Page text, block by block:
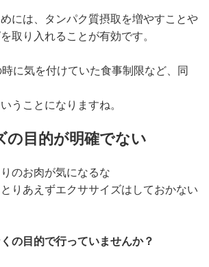
には、タンパク質摂取を増やすことや
取り入れることが有効です。
に気を付けていた食事制限など、同
うことになりますね。
の目的が明確でない
のお肉が気になるな
とりあえずエクササイズはしておかない
の目的で行っていませんか？